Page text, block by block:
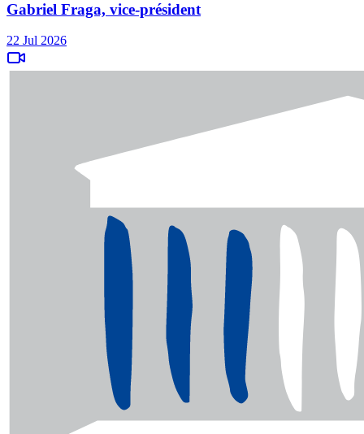
Gabriel Fraga, vice-président
22 Jul 2026